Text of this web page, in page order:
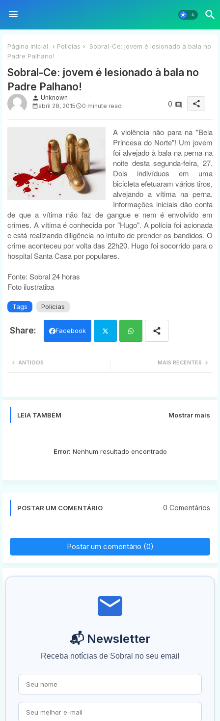
Página inicial Policias
Sobral-Ce: jovem é lesionado à bala no
Padre Palhano!
Sobral-Ce: jovem é lesionado à bala no
Padre Palhano!
person Unknown
abril 28, 2015
0 minute read 0 share
A violência não para na "Bela
Princesa do Norte"! Um jovem
foi alvejado à bala na perna na
noite desta segunda-feira, 27.
Dois indivíduos em uma
bicicleta efetuaram vários tiros,
alvejando a vítima na perna.
Informações iniciais dão conta
de que a vítima não faz de gangue e nem é envolvido em
crimes. A vítima é conhecida por "Hugo". A polícia foi acionada
e está realizando diligência no intuito de prender os bandidos. O
crime aconteceu por volta das 22h20. Hugo foi socorrido para o
hospital Santa Casa por populares.
Fonte: Sobral 24 horas
Foto ilustratiba
Tags Policias
Facebook
MAIS RECENTES
ANTIGOS
LEIA TAMBÉM Mostrar mais
Error: Nenhum resultado encontrado
POSTAR UM COMENTÁRIO 0 Comentários
Postar um comentário (0)
📬 Newsletter
Receba notícias de Sobral no seu email